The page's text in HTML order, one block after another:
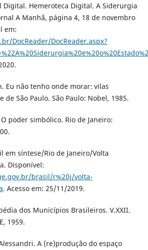
Digital. Hemeroteca Digital. A Siderurgia
A Manhã, página 4, 18 de novembro
em:
DocReader/DocReader.aspx?
Eu não tenho onde morar: vilas
de São Paulo. São Paulo: Nobel, 1985.
O poder simbólico. Rio de Janeiro:
em síntese/Rio de Janeiro/Volta
Disponível:
brasil/r%20j/volta-
. Acesso em: 25/11/2019.
dos Municípios Brasileiros. V.XXII.
1959.
A (re)produção do espaço